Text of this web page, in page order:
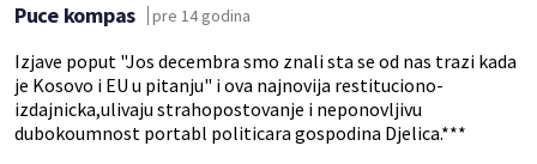
Puce kompas pre 14 godina
Izjave poput "Jos decembra smo znali sta se od nas trazi kada
je Kosovo i EU u pitanju" i ova najnovija restituciono-
izdajnicka,ulivaju strahopostovanje i neponovljivu
dubokoumnost portabl politicara gospodina Djelica.***